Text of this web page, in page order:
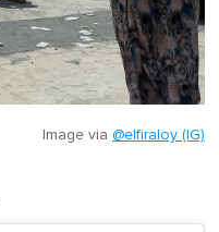
Image via @elfiraloy (IG)